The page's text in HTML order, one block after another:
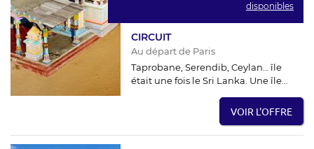
disponibles
CIRCUIT
Au départ de Paris
Taprobane, Serendib, Ceylan… île
était une fois le Sri Lanka. Une île...
VOIR L'OFFRE